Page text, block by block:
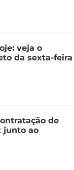
veja o
da sexta-feira
de
junto ao